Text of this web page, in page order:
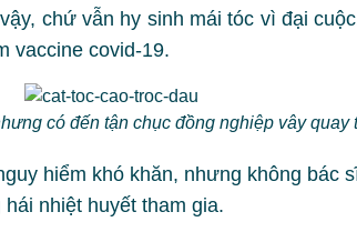
chứ vẫn hy sinh mái tóc vì đại
vaccine covid-19.
có đến tận chục đồng nghiệp vây quay
hiểm khó khăn, nhưng không bác
nhiệt huyết tham gia.